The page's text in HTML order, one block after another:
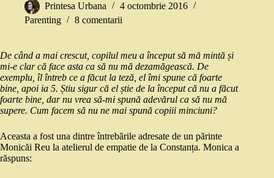
Printesa Urbana
4 octombrie 2016
Parenting
8 comentarii
De când a mai crescut, copilul meu a început să mă mintă și
mi-e clar că face asta ca să nu mă dezamăgească. De
exemplu, îl întreb ce a făcut la teză, el îmi spune că foarte
bine, apoi ia 5. Știu sigur că el știe de la început că nu a făcut
foarte bine, dar nu vrea să-mi spună adevărul ca să nu mă
supere. Cum facem să nu ne mai spună copiii minciuni?
Aceasta a fost una dintre întrebările adresate de un părinte
Monicăi Reu la atelierul de empatie de la Constanța. Monica a
răspuns: